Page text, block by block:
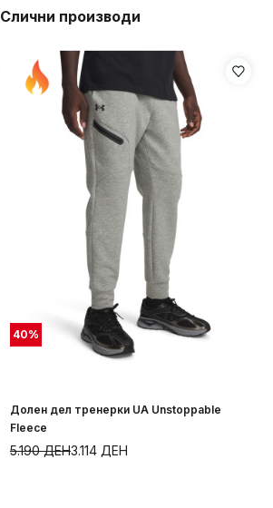
Слични производи
40%
Долен дел тренерки UA Unstoppable
Fleece
3.114 ДЕН
5.190ДЕН